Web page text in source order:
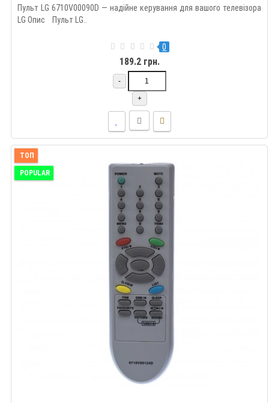
Пульт LG 6710V00090D — надійне керування для вашого телевізора
LG Опис Пульт LG..
0
189.2 грн.
-
+
ТОП
POPULAR